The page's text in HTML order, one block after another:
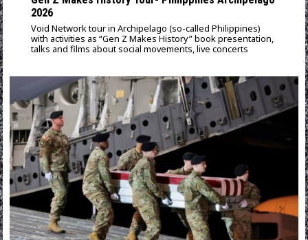
2026
Void Network tour in Archipelago (so-called Philippines)
with activities as “Gen Z Makes History” book presentation,
talks and films about social movements, live concerts